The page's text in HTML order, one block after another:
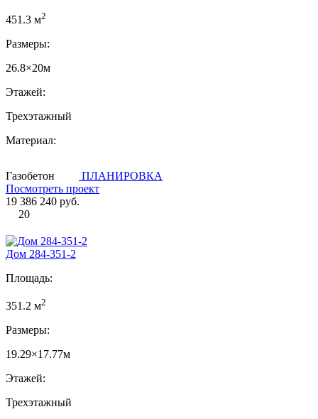
451.3 м2
Размеры:
26.8×20м
Этажей:
Трехэтажный
Материал:
Газобетон
ПЛАНИРОВКА
Посмотреть проект
19 386 240 руб.
20
Дом 284-351-2
Площадь:
351.2 м2
Размеры:
19.29×17.77м
Этажей:
Трехэтажный